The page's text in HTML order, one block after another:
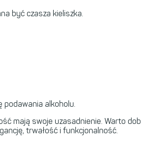
być czasza kieliszka.
podawania alkoholu.
mają swoje uzasadnienie. Warto
trwałość i funkcjonalność.